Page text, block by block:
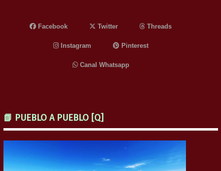
Facebook Twitter Threads
Instagram Pinterest
Canal Whatsapp
📗 PUEBLO A PUEBLO [Q]